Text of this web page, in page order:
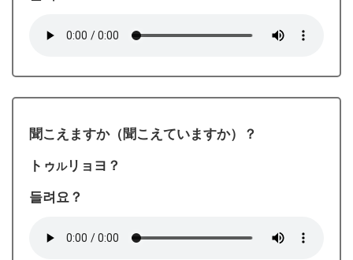
聞こえますか（聞こえていますか）？
トゥルリョヨ？
들려요？